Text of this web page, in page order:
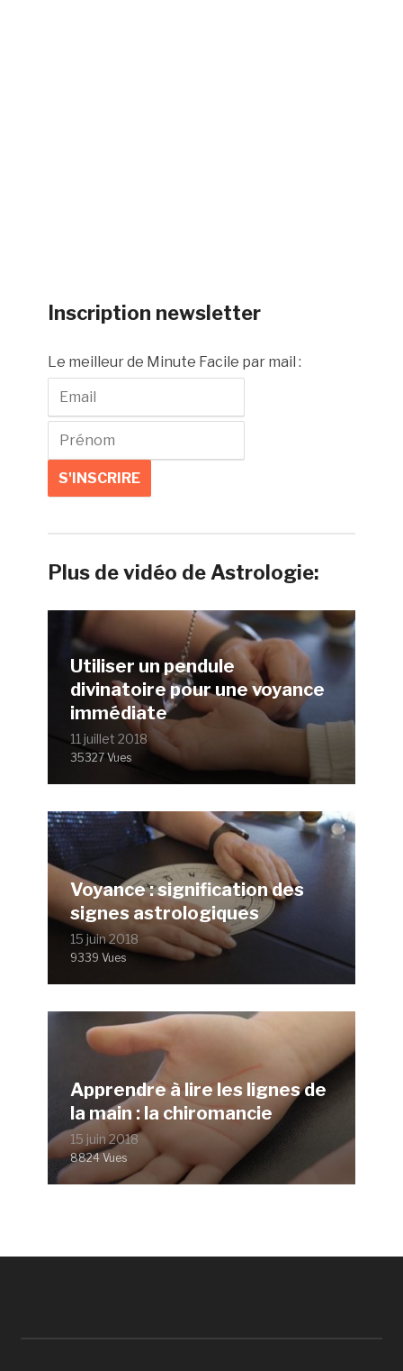
Inscription newsletter
Le meilleur de Minute Facile par mail :
Plus de vidéo de Astrologie:
Utiliser un pendule
divinatoire pour une voyance
immédiate
11 juillet 2018
35327 Vues
Voyance : signification des
signes astrologiques
15 juin 2018
9339 Vues
Apprendre à lire les lignes de
la main : la chiromancie
15 juin 2018
8824 Vues